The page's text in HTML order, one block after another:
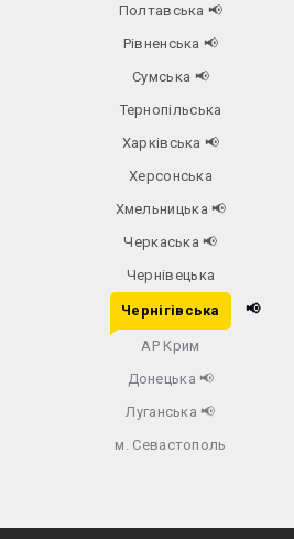
Полтавська 📢
Рівненська 📢
Сумська 📢
Тернопільська
Харківська 📢
Херсонська
Хмельницька📢
Черкаська📢
Чернівецька
Чернігівська 📢
АР Крим
Донецька 📢
Луганська 📢
м. Севастополь